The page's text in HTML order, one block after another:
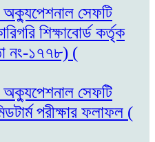
অক্যুপেশনাল সেফটি
শিক্ষাবোর্ড কর্তৃক
নং-১৭৭৮) (
অক্যুপেশনাল সেফটি
পরীক্ষার ফলাফল (